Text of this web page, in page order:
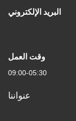
البريد الإلكتروني
وقت العمل
09:00-05:30
عنواننا